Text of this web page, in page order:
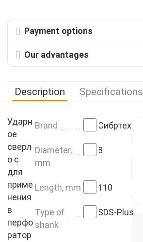
Payment options
Our advantages
Description Specifications
Ударн
ое
сверл
о с
для
приме
нения
в
перфо
ратор
Brand Сибртех
Diameter,
mm
8
Length, mm 110
Type of
shank
SDS-Plus